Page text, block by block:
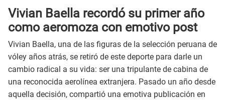
Vivian Baella recordó su primer año
como aeromoza con emotivo post
Vivian Baella, una de las figuras de la selección peruana de
vóley años atrás, se retiró de este deporte para darle un
cambio radical a su vida: ser una tripulante de cabina de
una reconocida aerolínea extranjera. Pasado un año desde
aquella decisión, compartió una emotiva publicación en